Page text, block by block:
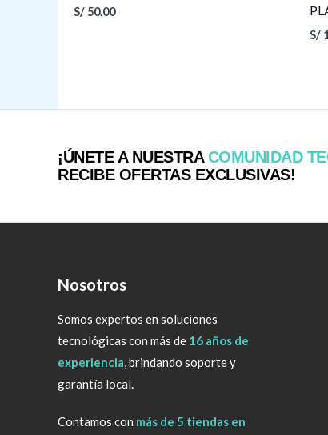
S/ 50.00
S/
¡ÚNETE A NUESTRACOMUNIDAD
RECIBE OFERTAS EXCLUSIVAS!
Nosotros
Somos expertos en soluciones
tecnológicas con más de 16 años de
experiencia, brindando soporte y
garantía local.
Contamos con más de 5 tiendas en